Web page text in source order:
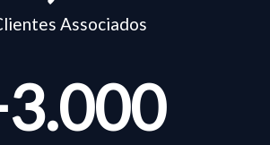
Associados
3.000